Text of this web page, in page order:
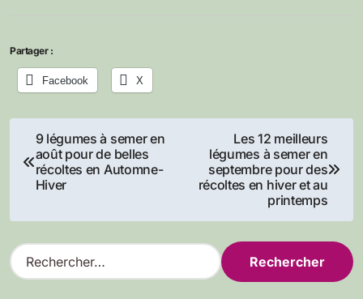
Partager :
Facebook X
Navigation
de
9 légumes à semer en
août pour de belles
récoltes en Automne-
Hiver
Les 12 meilleurs
légumes à semer en
septembre pour des
récoltes en hiver et au
printemps
R
e